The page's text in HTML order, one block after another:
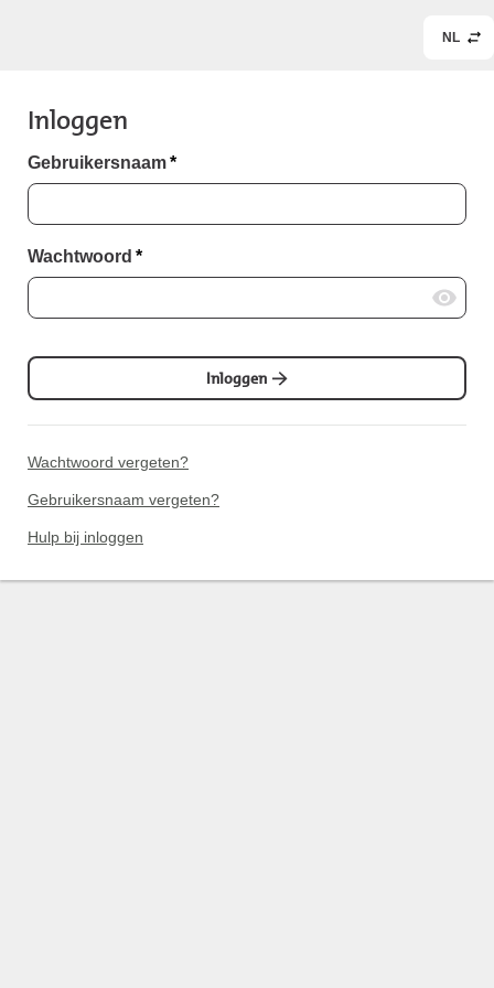
NL
Inloggen
Gebruikersnaam*
Wachtwoord *
Inloggen
Wachtwoord vergeten?
Gebruikersnaam vergeten?
Hulp bij inloggen